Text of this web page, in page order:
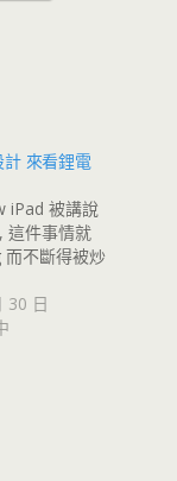
計 來看鋰電
iPad 被講說
這件事情就
不斷得被炒
30 日